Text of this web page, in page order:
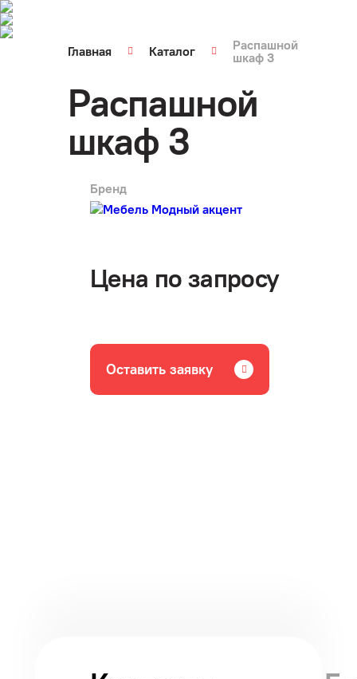
Главная Каталог
Распашной
шкаф 3
Распашной
шкаф 3
арт.
Бренд
Цена по запросу
Оставить заявку